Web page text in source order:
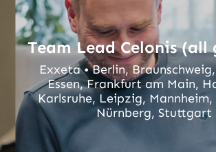
Team Lead Celonis (all
Exxeta • Berlin,
Essen, Frankfurt am Main,
Karlsruhe, Leipzig, Mannheim,
Nürnberg, Stuttgart